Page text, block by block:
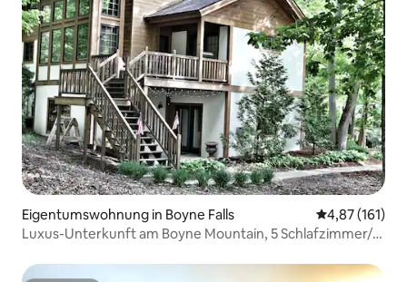
Eigentumswohnung in Boyne Falls
4,87 (161)
Luxus-Unterkunft am Boyne Mountain, 5 Schlafzimmer/4